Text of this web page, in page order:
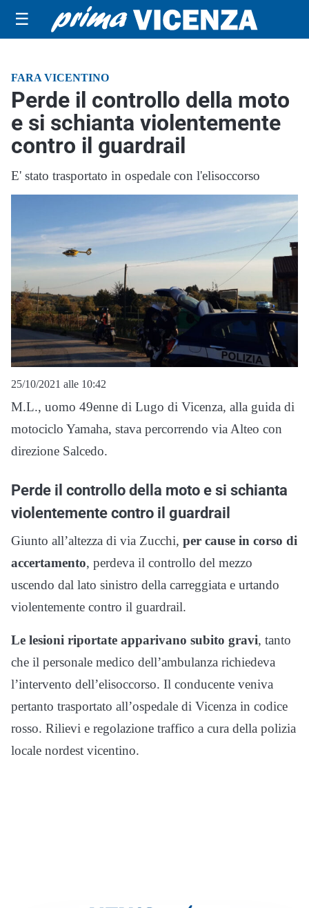
☰
FARA VICENTINO
Perde il controllo della moto
e si schianta violentemente
contro il guardrail
E' stato trasportato in ospedale con l'elisoccorso
25/10/2021 alle 10:42
M.L., uomo 49enne di Lugo di Vicenza, alla guida di
motociclo Yamaha, stava percorrendo via Alteo con
direzione Salcedo.
Perde il controllo della moto e si schianta
violentemente contro il guardrail
Giunto all’altezza di via Zucchi, per cause in corso di
accertamento, perdeva il controllo del mezzo
uscendo dal lato sinistro della carreggiata e urtando
violentemente contro il guardrail.
Le lesioni riportate apparivano subito gravi, tanto
che il personale medico dell’ambulanza richiedeva
l’intervento dell’elisoccorso. Il conducente veniva
pertanto trasportato all’ospedale di Vicenza in codice
rosso. Rilievi e regolazione traffico a cura della polizia
locale nordest vicentino.